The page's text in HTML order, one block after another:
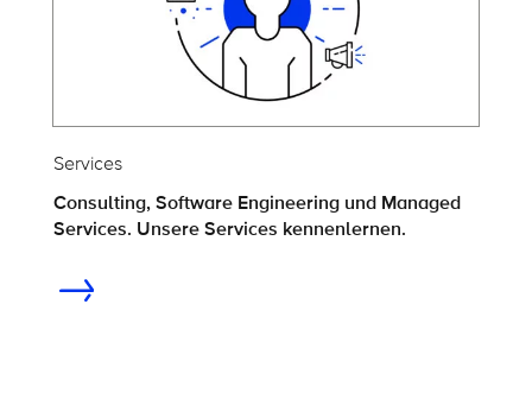
Services
Consulting, Software Engineering und Managed
Services. Unsere Services kennenlernen.